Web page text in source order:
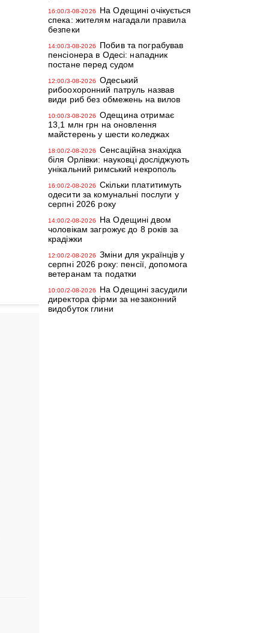
16:00/3-08-2026
На Одещині очікується
спека: жителям нагадали правила
безпеки
14:00/3-08-2026
Побив та пограбував
пенсіонера в Одесі: нападник
постане перед судом
12:00/3-08-2026
Одеський
рибоохоронний патруль назвав
види риб без обмежень на вилов
10:00/3-08-2026
Одещина отримає
13,1 млн грн на оновлення
майстерень у шести коледжах
18:00/2-08-2026
Сенсаційна знахідка
біля Орлівки: науковці досліджують
унікальний римський некрополь
16:00/2-08-2026
Скільки платитимуть
одесити за комунальні послуги у
серпні 2026 року
14:00/2-08-2026
На Одещині двом
чоловікам загрожує до 8 років за
крадіжки
12:00/2-08-2026
Зміни для українців у
серпні 2026 року: пенсії, допомога
ветеранам та податки
10:00/2-08-2026
На Одещині засудили
директора фірми за незаконний
видобуток глини